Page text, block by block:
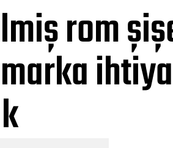
700ml
500ml alkollü
1L alkollü cam
50ml alkollü
rom